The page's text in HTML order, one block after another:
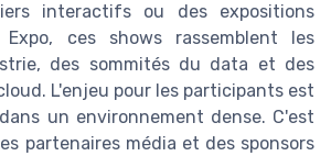
interactifs ou des expositions
ces shows rassemblent les
des sommités du data et des
L'enjeu pour les participants est
un environnement dense. C'est
partenaires média et des sponsors